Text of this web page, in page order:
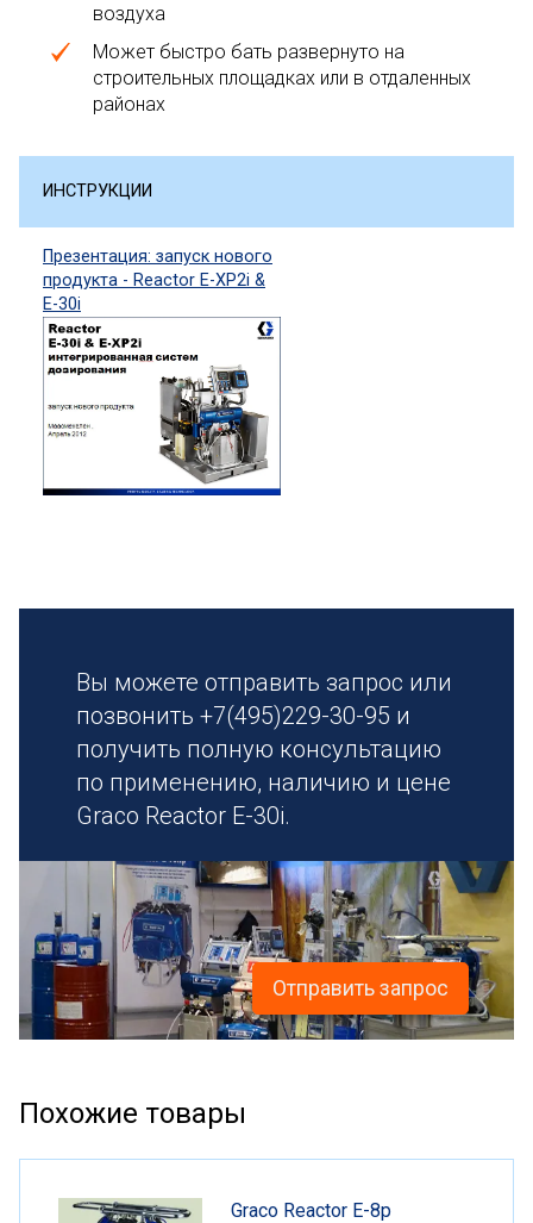
воздуха
Может быстро бать развернуто на
строительных площадках или в отдаленных
районах
ИНСТРУКЦИИ
Презентация: запуск нового
продукта - Reactor E-XP2i &
E-30i
Вы можете отправить запрос или
позвонить +7(495)229-30-95 и
получить полную консультацию
по применению, наличию и цене
Graco Reactor E-30i.
Отправить запрос
Похожие товары
Graco Reactor E-8p